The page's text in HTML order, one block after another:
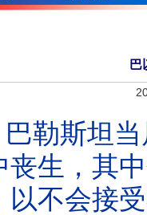
巴
勒斯坦
生，其
以不会接